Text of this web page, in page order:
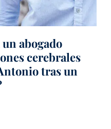
abogado
cerebrales
tras un